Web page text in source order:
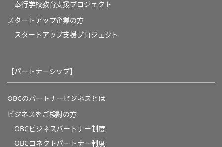
奉⾏学校教育⽀援プロジェクト
スタートアップ企業の方
スタートアップ支援プロジェクト
【パートナーシップ】
OBCのパートナービジネスとは
ビジネスをご検討の方
OBCビジネスパートナー制度
OBCコネクトパートナー制度